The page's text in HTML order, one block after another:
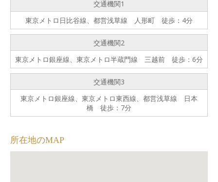
交通機関1
東京メトロ日比谷線、都営浅草線 人形町 徒歩：4分
交通機関2
東京メトロ銀座線、東京メトロ半蔵門線 三越前 徒歩：6分
交通機関3
東京メトロ銀座線、東京メトロ東西線、都営浅草線 日本
橋 徒歩：7分
所在地のMAP